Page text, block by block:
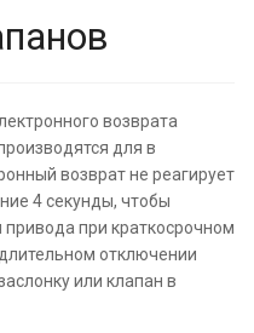
возврата
для в
возврат не реагирует
4 секунды, чтобы
при краткосрочном
отключении
или клапан в